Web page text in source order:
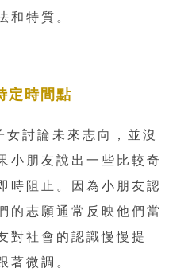
和特質。
定時間點
討論未來志向，並沒
小朋友說出一些比較奇
時阻止。因為小朋友認
的志願通常反映他們當
對社會的認識慢慢提
著微調。